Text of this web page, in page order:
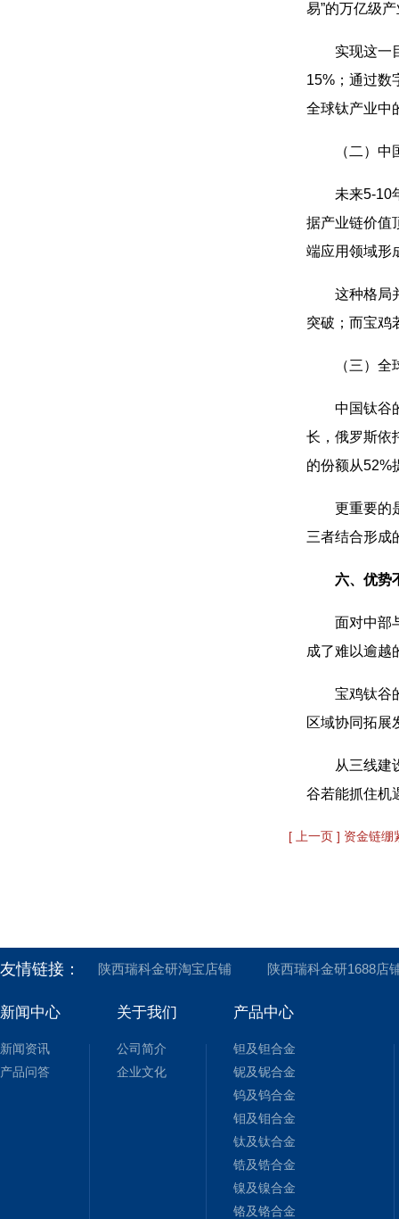
易”的万亿级
实现这一
15%；通过数
全球钛产业中
（二）
未来5-10
据产业链价值
端应用领域形
这种格局
突破；而宝鸡
（三）
中国钛谷
长，俄罗斯依
的份额从52%
更重要的
三者结合形成
六、优势
面对中部
成了难以逾越
宝鸡钛谷
区域协同拓展
从三线建
谷若能抓住机
[ 上一页 ] 资金链绷
友情链接： 陕西瑞科金研淘宝店铺 陕西瑞科金研1688店
新闻中心
新闻资讯
产品问答
关于我们
公司简介
企业文化
产品中心
钽及钽合金
铌及铌合金
钨及钨合金
钼及钼合金
钛及钛合金
锆及锆合金
镍及镍合金
铬及铬合金